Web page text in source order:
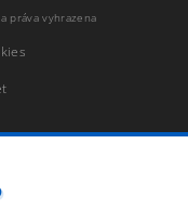
práva vyhrazena